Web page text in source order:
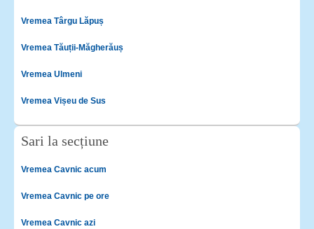
Vremea Târgu Lăpuș
Vremea Tăuții-Măgherăuș
Vremea Ulmeni
Vremea Vișeu de Sus
Sari la secțiune
Vremea Cavnic acum
Vremea Cavnic pe ore
Vremea Cavnic azi